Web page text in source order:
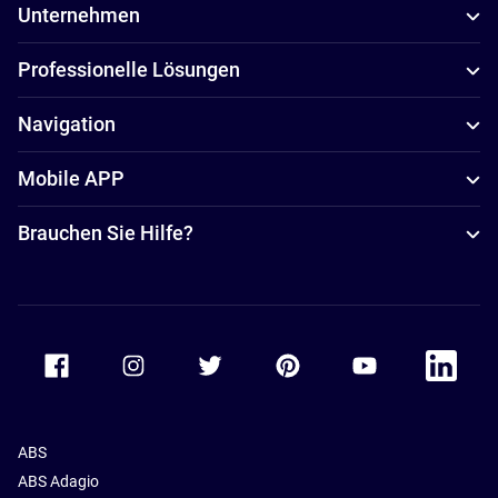
Unternehmen
Professionelle Lösungen
Navigation
Mobile APP
Brauchen Sie Hilfe?
Accor Youtube
Accor
ABS
ABS Adagio